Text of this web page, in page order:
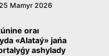
Mamyr 2026
oraı
«Alataý» jańa
ashylady